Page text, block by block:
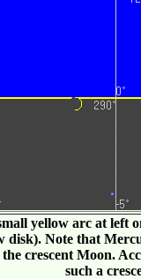
yellow arc at left
disk). Note that
crescent Moon.
such a